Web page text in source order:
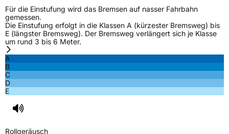
EU Label
EffizienzD
Fahrzeugklasse
Für die Einstufung wird das Bremsen auf nasser Fahrbahn
gemessen.
Die Einstufung erfolgt in die Klassen A (kürzester Bremsweg) bis
E (längster Bremsweg). Der Bremsweg verlängert sich je Klasse
um rund 3 bis 6 Meter.
A
B
C
D
E
Rollgeräusch